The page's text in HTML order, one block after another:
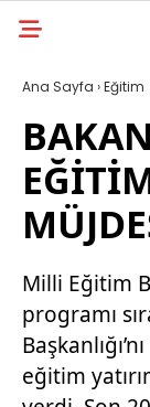
Ana Sayfa ›Eğitim
Milli Eğitim
programı
eğitim